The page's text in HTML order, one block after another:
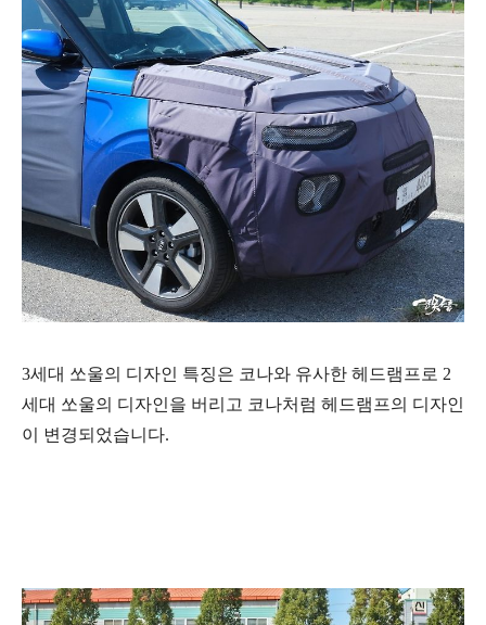
3세대 쏘울의 디자인 특징은 코나와 유사한 헤드램프로 2
세대 쏘울의 디자인을 버리고 코나처럼 헤드램프의 디자인
이 변경되었습니다.